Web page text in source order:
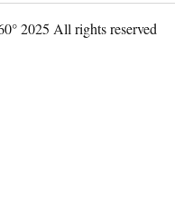
2025 All rights reserved